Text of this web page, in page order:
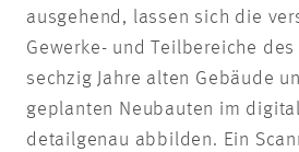
ausgehend, lassen sich die
Gewerke- und Teilbereiche
sechzig Jahre alten Gebäude
geplanten Neubauten im
detailgenau abbilden. Ein